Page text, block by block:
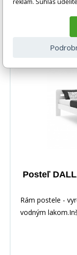
Posteľ
Rám postele -
vodným